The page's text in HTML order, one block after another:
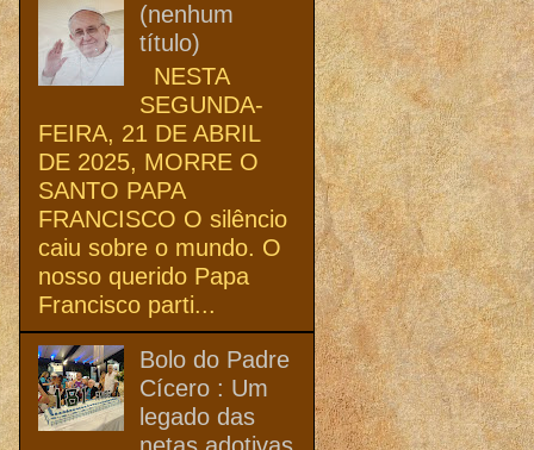
(nenhum
título)
NESTA
SEGUNDA-
FEIRA, 21 DE ABRIL
DE 2025, MORRE O
SANTO PAPA
FRANCISCO O silêncio
caiu sobre o mundo. O
nosso querido Papa
Francisco parti...
Bolo do Padre
Cícero : Um
legado das
netas adotivas